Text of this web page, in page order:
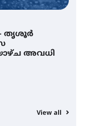
തൃശൂർ
അവധി
View all
ടി. കെ.